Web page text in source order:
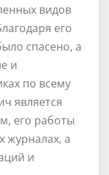
видов
его
спасено, а
и
по всему
является
его работы
журналах, а
и